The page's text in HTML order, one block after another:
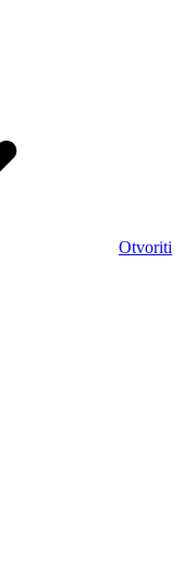
Otvoriti